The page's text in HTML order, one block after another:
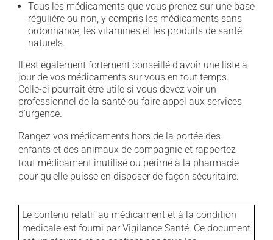
Tous les médicaments que vous prenez sur une base
régulière ou non, y compris les médicaments sans
ordonnance, les vitamines et les produits de santé
naturels.
Il est également fortement conseillé d'avoir une liste à
jour de vos médicaments sur vous en tout temps.
Celle-ci pourrait être utile si vous devez voir un
professionnel de la santé ou faire appel aux services
d'urgence.
Rangez vos médicaments hors de la portée des
enfants et des animaux de compagnie et rapportez
tout médicament inutilisé ou périmé à la pharmacie
pour qu'elle puisse en disposer de façon sécuritaire.
Le contenu relatif au médicament et à la condition
médicale est fourni par Vigilance Santé. Ce document